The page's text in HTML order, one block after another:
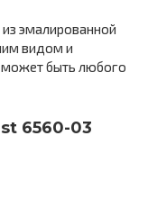
эмалированной
видом и
может быть любого
6560-03